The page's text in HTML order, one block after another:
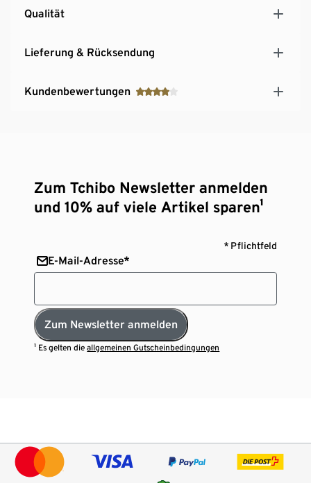
Qualität
Lieferung & Rücksendung
Kundenbewertungen
Zum Tchibo Newsletter anmelden
und 10% auf viele Artikel sparen¹
* Pflichtfeld
E-Mail-Adresse*
Zum Newsletter anmelden
¹ Es gelten dieallgemeinen Gutscheinbedingungen